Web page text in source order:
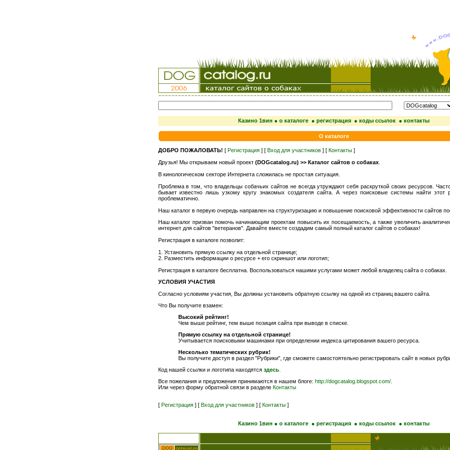
Казино 1вин ● о каталоге ● регистрация ● коды ссылок ● контакты
О каталоге
ДОБРО ПОЖАЛОВАТЬ! [ Регистрация ] [ Вход для участников ] [ Контакты ]
Друзья! Мы открываем новый проект (DOGcatalog.ru) >> Каталог сайтов о собаках.
В кинологическом секторе Интернета сложилась не простая ситуация.
Проблема в том, что владельцы собачьих сайтов не всегда утруждают себя раскруткой своих ресурсов.
бывает известно лишь узкому кругу знакомых создателя сайта. А через поисковые системы найти этот
проблематично.
Наш каталог в первую очередь направлен на структуризацию и повышение поисковой эффективности сайтов
Наш каталог призван помочь начинающим проектам повысить их посещаемость, а также увеличить
интернет для сайтов "ветеранов". Давайте вместе создадим самый полный каталог сайтов о собаках!
Регистрация в каталоге позволит:
1. Установить прямую ссылку на отдельной странице;
2. Разместить информации о ресурсе + его скриншот или логотип;
Регистрация в каталоге бесплатна. Воспользоваться нашими услугами может любой владелец сайта о собаках.
УСЛОВИЯ УЧАСТИЯ
Согласно условиям участия, Вы должны установить обратную ссылку на одной из страниц вашего сайта.
Что Вы получите взамен:
Высокий рейтинг!
Чем выше рейтинг, тем выше позиция сайта при выводе в списке.
Прямую ссылку на отдельной странице!
Учитывается поисковыми машинами при определении индекса цитирования вашего ресурса.
Несколько тематических рубрик!
Вы получите доступ в раздел "Рубрики", где сможете самостоятельно регистрировать сайт в новых
Код нашей ссылки и логотипа находятся здесь.
Все пожелания и предложения принимаются в нашем блоге: http://dogcatalog.blogspot.com/.
Или через форму обратной связи в разделе Контакты
[ Регистрация ] [ Вход для участников ] [ Контакты ]
Казино 1вин ● о каталоге ● регистрация ● коды ссылок ● контакты